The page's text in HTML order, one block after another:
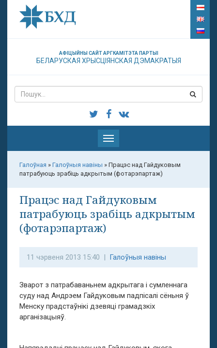
АФІЦЫЙНЫ САЙТ АРГКАМІТЭТА ПАРТЫІ
БЕЛАРУСКАЯ ХРЫСЦІЯНСКАЯ ДЭМАКРАТЫЯ
Паказаць
меню
Галоўная » Галоўныя навіны » Працэс над Гайдуковым
патрабуюць зрабіць адкрытым (фотарэпартаж)
Працэс над Гайдуковым
патрабуюць зрабіць адкрытым
(фотарэпартаж)
11 чэрвеня 2013 15:40 | Галоўныя навіны
Зварот з патрабаваньнем адкрытага і сумленнага
суду над Андрэем Гайдуковым падпісалі сёньня ў
Менску прадстаўнікі дзевяці грамадзкіх
арганізацыяў.